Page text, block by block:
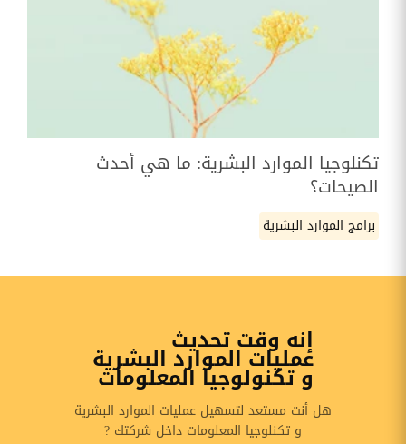
تكنلوجيا الموارد البشرية: ما هي أحدث
الصيحات؟
برامج الموارد البشرية
إنه وقت تحديث
عمليات الموارد البشرية
و تكنولوجيا المعلومات
هل أنت مستعد لتسهيل عمليات الموارد البشرية
و تكنلوجيا المعلومات داخل شركتك ?